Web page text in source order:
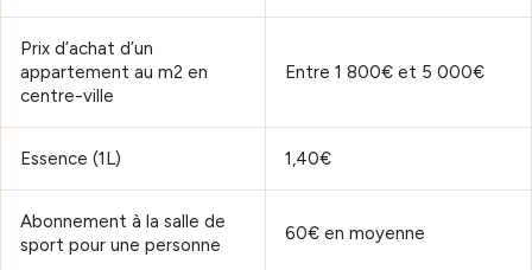
Prix d’achat d’un
appartement au m2 en
centre-ville
Entre 1 800€ et 5 000€
Essence (1L) 1,40€
Abonnement à la salle de
sport pour une personne
60€ en moyenne